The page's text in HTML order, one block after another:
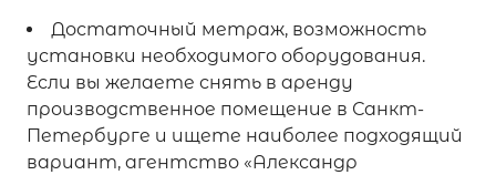
Достаточный метраж, возможность
установки необходимого оборудования.
Если вы желаете снять в аренду
производственное помещение в Санкт-
Петербурге и ищете наиболее подходящий
вариант, агентство «Александр